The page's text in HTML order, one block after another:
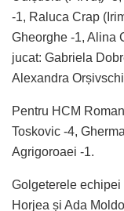
-1, Raluca Crap
Gheorghe -1, Alina
jucat: Gabriela
Alexandra
Pentru HCM
Toskovic -4,
Agrigoroaei -1.
Golgeterele echipei
Horjea și Ada